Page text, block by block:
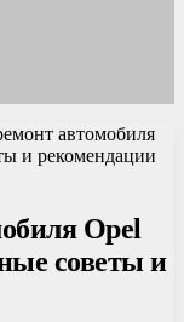
автомобиля
и рекомендации
Opel
советы и